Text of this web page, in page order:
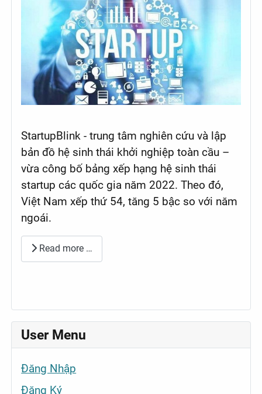
StartupBlink - trung tâm nghiên cứu và lập
bản đồ hệ sinh thái khởi nghiệp toàn cầu –
vừa công bố bảng xếp hạng hệ sinh thái
startup các quốc gia năm 2022. Theo đó,
Việt Nam xếp thứ 54, tăng 5 bậc so với năm
ngoái.
Read more …
User Menu
Đăng Nhập
Đăng Ký